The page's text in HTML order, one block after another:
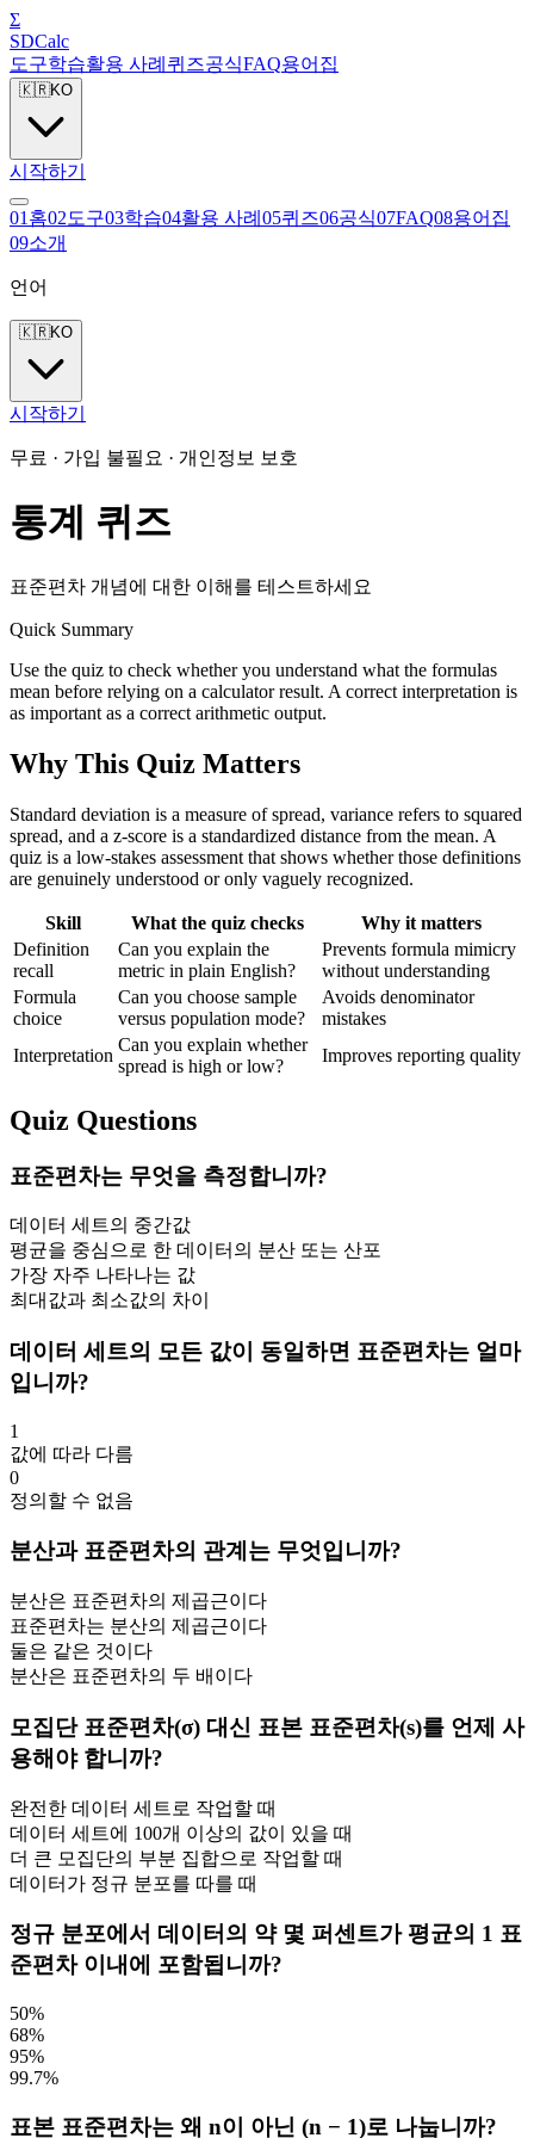
Σ
SDCalc
도구학습활용 사례 퀴즈공식FAQ용어집
🇰🇷KO
시작하기
01 홈02도구03학습04활용 사례 05퀴즈06공식07FAQ08용어집
09소개
언어
🇰🇷KO
시작하기
무료 · 가입 불필요 · 개인정보 보호
통계 퀴즈
표준편차 개념에 대한 이해를 테스트하세요
Quick Summary
Use the quiz to check whether you understand what the formulas
mean before relying on a calculator result. A correct interpretation is
as important as a correct arithmetic output.
Why This Quiz Matters
Standard deviation is a measure of spread, variance refers to squared
spread, and a z-score is a standardized distance from the mean. A
quiz is a low-stakes assessment that shows whether those definitions
are genuinely understood or only vaguely recognized.
Skill What the quiz checks
Why it matters
Definition
recall
Can you explain the
metric in plain English?
Prevents formula mimicry
without understanding
Formula
choice
Can you choose sample
versus population mode?
Avoids denominator
mistakes
Interpretation
Can you explain whether
spread is high or low?
Improves reporting quality
Quiz Questions
표준편차는 무엇을 측정합니까?
데이터 세트의 중간값
평균을 중심으로 한 데이터의 분산 또는 산포
가장 자주 나타나는 값
최대값과 최소값의 차이
데이터 세트의 모든 값이 동일하면 표준편차는 얼마
입니까?
1
값에 따라 다름
0
정의할 수 없음
분산과 표준편차의 관계는 무엇입니까?
분산은 표준편차의 제곱근이다
표준편차는 분산의 제곱근이다
둘은 같은 것이다
분산은 표준편차의 두 배이다
모집단 표준편차(σ) 대신 표본 표준편차(s)를 언제 사
용해야 합니까?
완전한 데이터 세트로 작업할 때
데이터 세트에 100개 이상의 값이 있을 때
더 큰 모집단의 부분 집합으로 작업할 때
데이터가 정규 분포를 따를 때
정규 분포에서 데이터의 약 몇 퍼센트가 평균의 1 표
준편차 이내에 포함됩니까?
50%
68%
95%
99.7%
표본 표준편차는 왜 n이 아닌 (n − 1)로 나눕니까?